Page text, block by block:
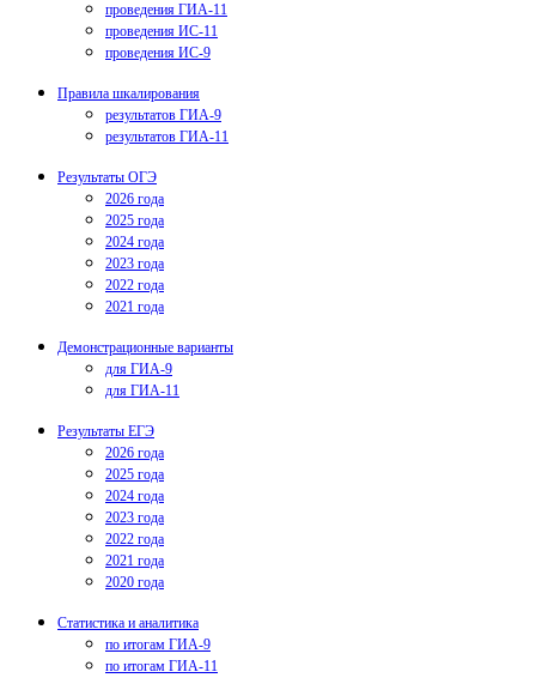
проведения ГИА-11
проведения ИС-11
проведения ИС-9
Правила шкалирования
результатов ГИА-9
результатов ГИА-11
Результаты ОГЭ
2026 года
2025 года
2024 года
2023 года
2022 года
2021 года
Демонстрационные варианты
для ГИА-9
для ГИА-11
Результаты ЕГЭ
2026 года
2025 года
2024 года
2023 года
2022 года
2021 года
2020 года
Статистика и аналитика
по итогам ГИА-9
по итогам ГИА-11